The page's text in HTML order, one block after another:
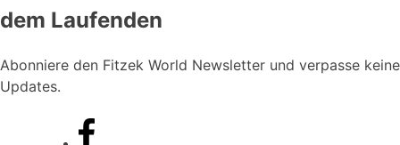
dem Laufenden
Abonniere den Fitzek World Newsletter und verpasse keine
Updates.